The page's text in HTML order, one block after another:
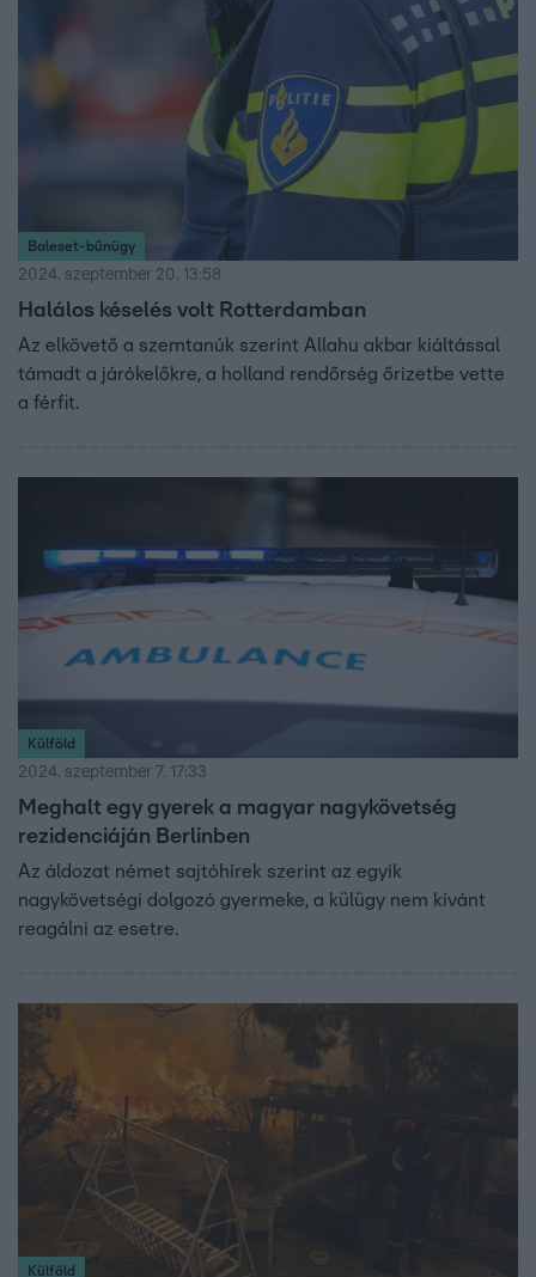
Baleset-bűnügy
2024. szeptember 20. 13:58
Halálos késelés volt Rotterdamban
Az elkövető a szemtanúk szerint Allahu akbar kiáltással
támadt a járókelőkre, a holland rendőrség őrizetbe vette
a férfit.
Külföld
2024. szeptember 7. 17:33
Meghalt egy gyerek a magyar nagykövetség
rezidenciáján Berlinben
Az áldozat német sajtóhírek szerint az egyik
nagykövetségi dolgozó gyermeke, a külügy nem kívánt
reagálni az esetre.
Külföld